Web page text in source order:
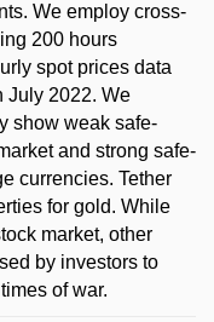
We employ cross-
200 hours
spot prices data
July 2022. We
show weak safe-
and strong safe-
currencies. Tether
for gold. While
market, other
by investors to
of war.